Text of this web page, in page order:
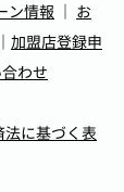
ン情報 ｜ お
｜ 加盟店登録申
わせ
法に基づく表